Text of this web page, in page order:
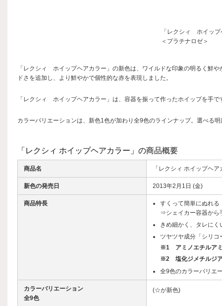
「レクシィ ホイップ
＜プラチナロゼ＞
「レクシィ ホイップヘアカラー」 の新色は、ワイルドな印象の明るく鮮
ドさを追加し、より鮮やかで個性的な赤を表現しました。
「レクシィ ホイップヘアカラー」 は、容器を振って作ったホイップを手
カラーバリエーションは、新色1色が加わり全9色のラインナップ。選べる
「レクシィ ホイップヘアカラー」の商品概要
商品名 「レクシィ ホイップヘ
新色の発売日 2013年2月1日 (金)
商品特長
すくって簡単にぬれる
⇒シェイカー容器から
きめ細かく、タレにく
ツヤツヤ成分「シリ
※1 アミノエチルア
※2 塩化ジメチルジ
全9色のカラーバリエ
カラーバリエーション
全9色
(☆が新色)